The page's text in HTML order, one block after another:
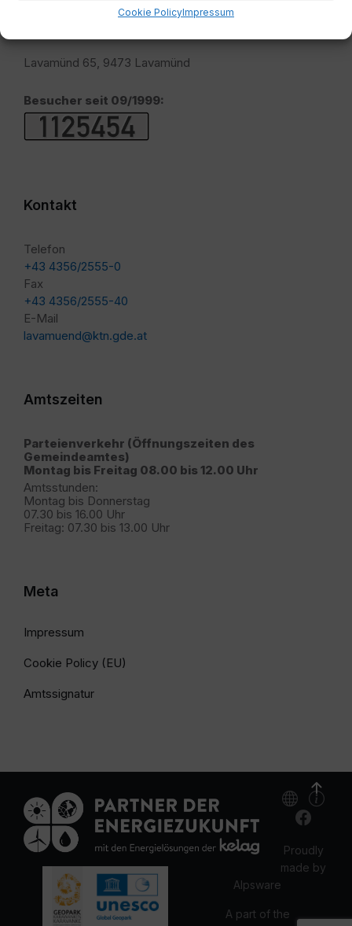
Cookie PolicyImpressum
Lavamünd 65, 9473 Lavamünd
Besucher seit 09/1999:
Kontakt
Telefon
+43 4356/2555-0
Fax
+43 4356/2555-40
E-Mail
lavamuend@ktn.gde.at
Amtszeiten
Parteienverkehr (Öffnungszeiten des
Gemeindeamtes)
Montag bis Freitag 08.00 bis 12.00 Uhr
Amtsstunden:
Montag bis Donnerstag
07.30 bis 16.00 Uhr
Freitag: 07.30 bis 13.00 Uhr
Meta
Impressum
Cookie Policy (EU)
Amtssignatur
Proudly
made by
Alpsware
A part of the